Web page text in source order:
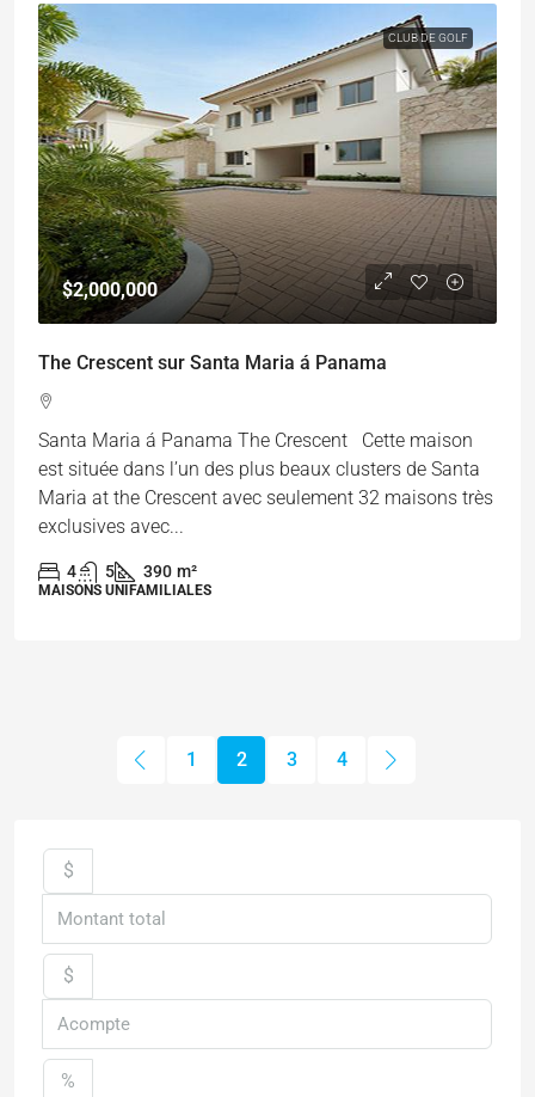
CLUB DE GOLF
$2,000,000
The Crescent sur Santa Maria á Panama
Santa Maria á Panama The Crescent Cette maison
est située dans l’un des plus beaux clusters de Santa
Maria at the Crescent avec seulement 32 maisons très
exclusives avec...
4 5 390 m²
MAISONS UNIFAMILIALES
1 2 3 4
$
$
%